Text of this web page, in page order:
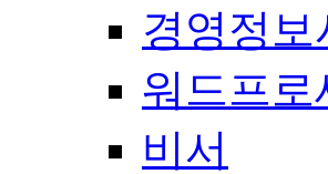
경영정
워드프로
비서